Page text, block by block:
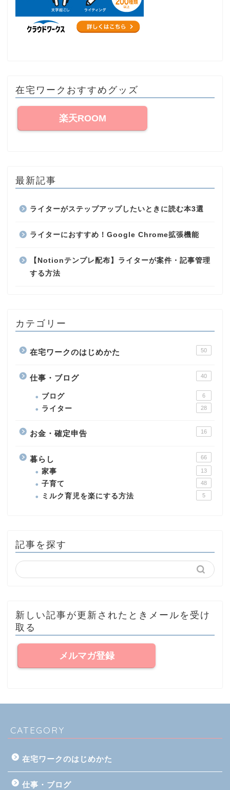
在宅ワークおすすめグッズ
楽天ROOM
最新記事
ライターがステップアップしたいときに読む本3選
ライターにおすすめ！Google Chrome拡張機能
【Notionテンプレ配布】ライターが案件・記事管理
する方法
カテゴリー
在宅ワークのはじめかた 50
仕事・ブログ 40
ブログ 6
ライター 28
お金・確定申告 16
暮らし 66
家事 13
子育て 48
ミルク育児を楽にする方法 5
記事を探す
新しい記事が更新されたときメールを受け
取る
メルマガ登録
CATEGORY
在宅ワークのはじめかた
仕事・ブログ